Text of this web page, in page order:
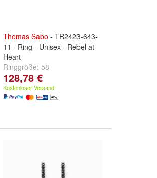
Thomas Sabo - TR2423-643-
11 - Ring - Unisex - Rebel at
Heart
Ringgröße: 58
128,78 €
Kostenloser Versand